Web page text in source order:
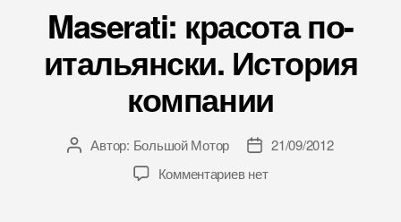
Maserati: красота по-
итальянски. История
компании
АвторАвтор: Большой Мотор
Дата21/09/2012
Комментариев нет